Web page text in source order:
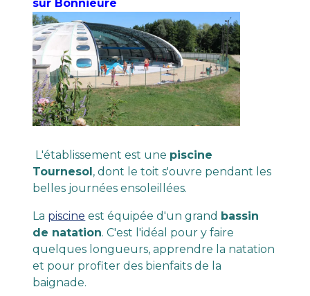
sur Bonnieure
L'établissement est une piscine
Tournesol , dont le toit s'ouvre pendant les
belles journées ensoleillées.
La piscine est équipée d'un grand bassin
de natation. C'est l'idéal pour y faire
quelques longueurs, apprendre la natation
et pour profiter des bienfaits de la
baignade.